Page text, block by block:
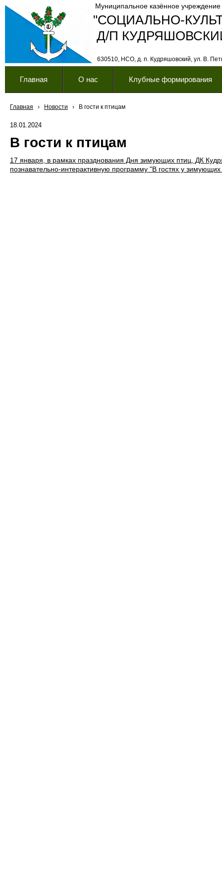
"СОЦИАЛЬНО-
630510, НСО, д. п. Кудряшовский, ул. В.
Муниципальное казённое учреждение
Д/П
Главная О нас Клубные формирования
Главная › Новости › В гости к птицам
18.01.2024
В гости к птицам
17 января, в рамках празднования Дня зимующих птиц, ДК
познавательно-интерактивную программу "В гостях у зимующих